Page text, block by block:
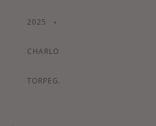
2025 •
CHARLOTTE
TORPEGAARD